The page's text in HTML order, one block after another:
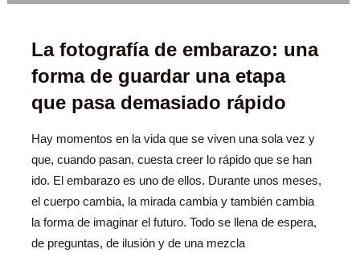
La fotografía de embarazo: una
forma de guardar una etapa
que pasa demasiado rápido
Hay momentos en la vida que se viven una sola vez y
que, cuando pasan, cuesta creer lo rápido que se han
ido. El embarazo es uno de ellos. Durante unos meses,
el cuerpo cambia, la mirada cambia y también cambia
la forma de imaginar el futuro. Todo se llena de espera,
de preguntas, de ilusión y de una mezcla